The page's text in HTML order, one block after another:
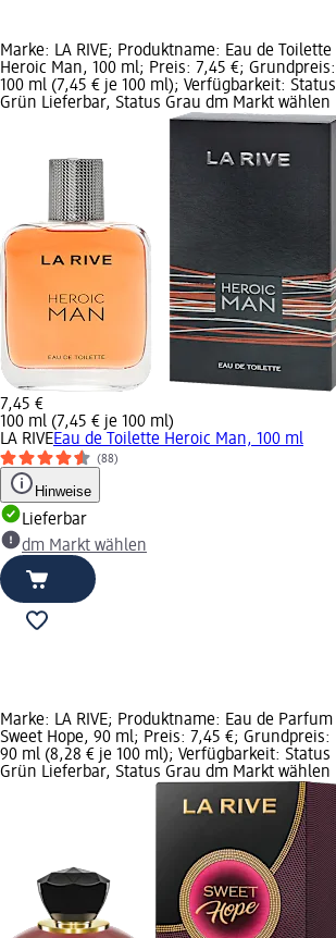
Marke: LA RIVE; Produktname: Eau de Toilette
Heroic Man, 100 ml; Preis: 7,45 €; Grundpreis:
100 ml (7,45 € je 100 ml); Verfügbarkeit: Status
Grün Lieferbar, Status Grau dm Markt wählen
7,45 €
100 ml (7,45 € je 100 ml)
LA RIVEEau de Toilette Heroic Man, 100 ml
(88)
Hinweise
Lieferbar
dm Markt wählen
Marke: LA RIVE; Produktname: Eau de Parfum
Sweet Hope, 90 ml; Preis: 7,45 €; Grundpreis:
90 ml (8,28 € je 100 ml); Verfügbarkeit: Status
Grün Lieferbar, Status Grau dm Markt wählen